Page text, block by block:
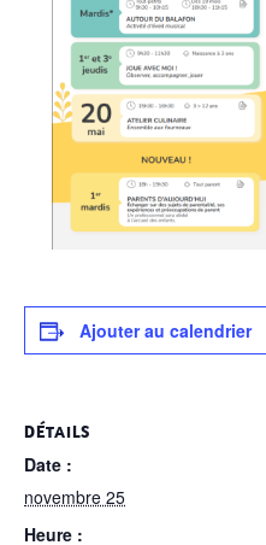
Ajouter au calendrier
DÉTAILS
Date :
novembre 25
Heure :